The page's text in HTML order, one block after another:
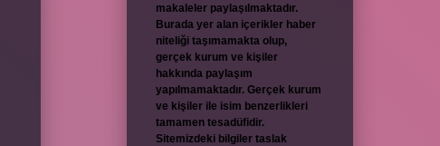
makaleler paylaşılmaktadır.
Burada yer alan içerikler haber
niteliği taşımamakta olup,
gerçek kurum ve kişiler
hakkında paylaşım
yapılmamaktadır. Gerçek kurum
ve kişiler ile isim benzerlikleri
tamamen tesadüfidir.
Sitemizdeki bilgiler taslak